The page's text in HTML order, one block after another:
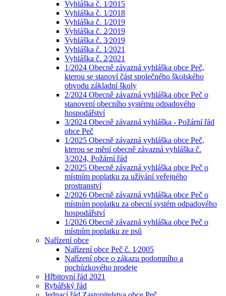
Vyhláška č. 1⁄2015
Vyhláška č. 1⁄2018
Vyhláška č. 1⁄2019
Vyhláška č. 2⁄2019
Vyhláška č. 3⁄2019
Vyhláška č. 1⁄2021
Vyhláška č. 2⁄2021
1/2024 Obecně závazná vyhláška obce Peč,
kterou se stanoví část společného školského
obvodu základní školy
2/2024 Obecně závazná vyhláška obce Peč o
stanovení obecního systému odpadového
hospodářství
3/2024 Obecně závazná vyhláška - Požární řád
obce Peč
1/2025 Obecně závazná vyhláška obce Peč,
kterou se mění obecně závazná vyhláška č.
3/2024, Požární řád
2/2025 Obecně závazná vyhláška obce Peč o
místním poplatku za užívání veřejného
prostranství
2/2026 Obecně závazná vyhláška obce Peč o
místním poplatku za obecní systém odpadového
hospodářství
1/2026 Obecně závazná vyhláška obce Peč o
místním poplatku ze psů
Nařízení obce
Nařízení obce Peč č. 1⁄2005
Nařízení obce o zákazu podomního a
pochůzkového prodeje
Hřbitovní řád 2021
Rybářský řád